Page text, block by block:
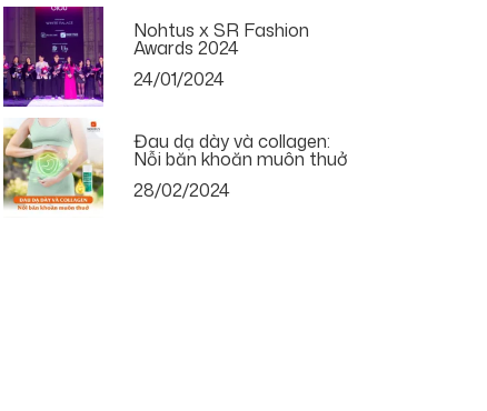
Nohtus x SR Fashion
Awards 2024
24/01/2024
Đau dạ dày và collagen:
Nỗi băn khoăn muôn thuở
28/02/2024